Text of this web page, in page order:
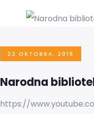
22 OKTOBRA, 2018
Narodna
https://